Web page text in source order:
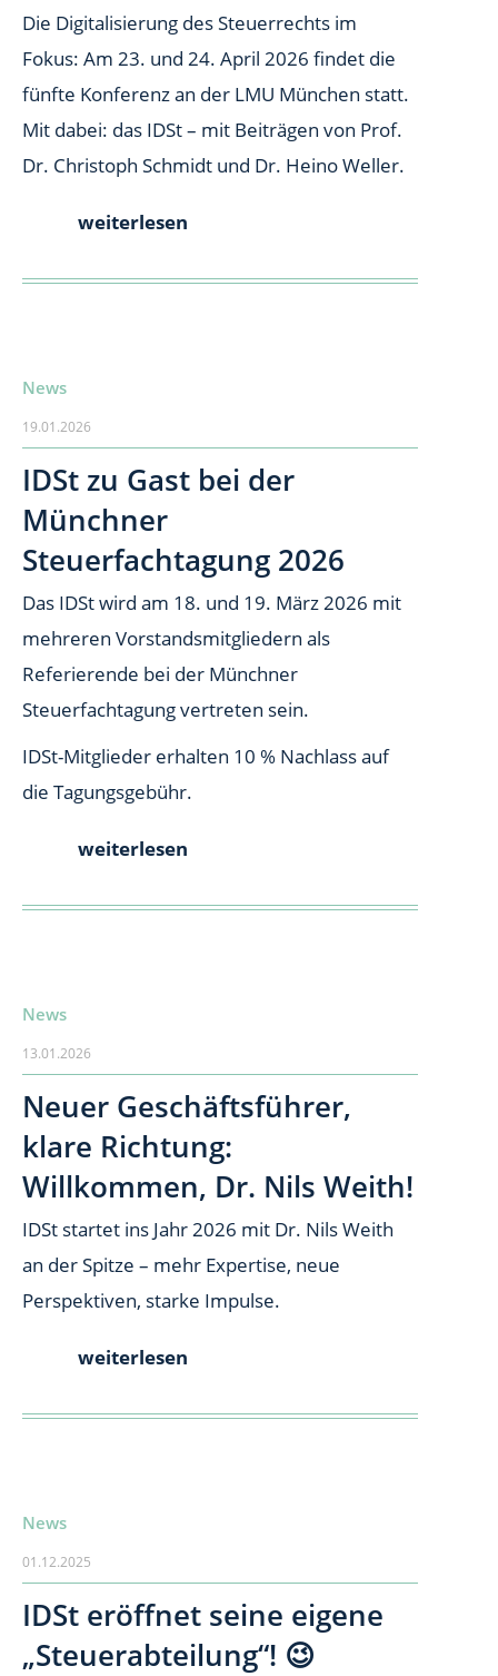
Die Digitalisierung des Steuerrechts im
Fokus: Am 23. und 24. April 2026 findet die
fünfte Konferenz an der LMU München statt.
Mit dabei: das IDSt – mit Beiträgen von Prof.
Dr. Christoph Schmidt und Dr. Heino Weller.
weiterlesen
News
19.01.2026
IDSt zu Gast bei der
Münchner
Steuerfachtagung 2026
Das IDSt wird am 18. und 19. März 2026 mit
mehreren Vorstandsmitgliedern als
Referierende bei der Münchner
Steuerfachtagung vertreten sein.
IDSt-Mitglieder erhalten 10 % Nachlass auf
die Tagungsgebühr.
weiterlesen
News
13.01.2026
Neuer Geschäftsführer,
klare Richtung:
Willkommen, Dr. Nils Weith!
IDSt startet ins Jahr 2026 mit Dr. Nils Weith
an der Spitze – mehr Expertise, neue
Perspektiven, starke Impulse.
weiterlesen
News
01.12.2025
IDSt eröffnet seine eigene
„Steuerabteilung“! 😉